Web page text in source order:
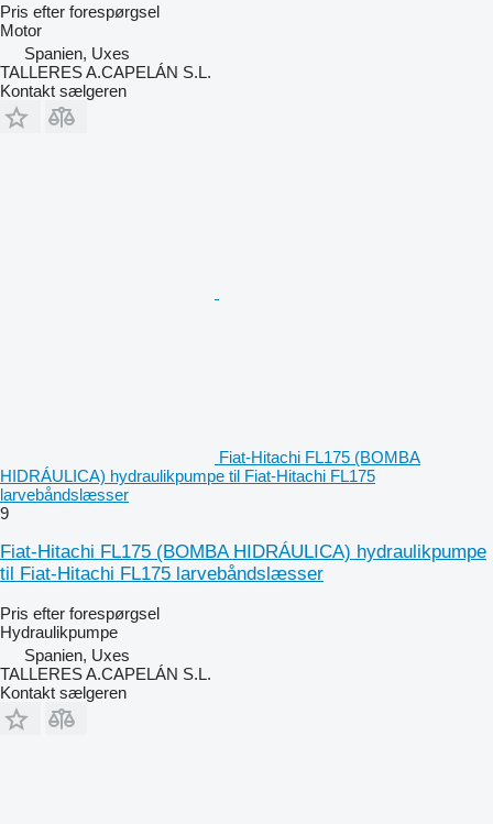
Pris efter forespørgsel
Motor
Spanien, Uxes
TALLERES A.CAPELÁN S.L.
Kontakt sælgeren
Fiat-Hitachi FL175 (BOMBA
HIDRÁULICA) hydraulikpumpe til Fiat-Hitachi FL175
larvebåndslæsser
9
Fiat-Hitachi FL175 (BOMBA HIDRÁULICA) hydraulikpumpe
til Fiat-Hitachi FL175 larvebåndslæsser
Pris efter forespørgsel
Hydraulikpumpe
Spanien, Uxes
TALLERES A.CAPELÁN S.L.
Kontakt sælgeren